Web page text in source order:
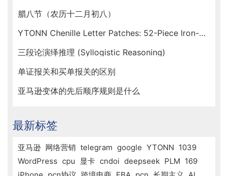
腊八节（农历十二月初八）
YTONN Chenille Letter Patches: 52-Piece Iron-On Varsity Alphabet Set for DIY Clothing Customization
三段论演绎推理 (Syllogistic Reasoning)
单证报关和买单报关的区别
亚马逊变体的先后顺序规则是什么
最新标签
亚马逊 网络营销 telegram google YTONN 1039
WordPress cpu 显卡 cndoi deepseek PLM 169